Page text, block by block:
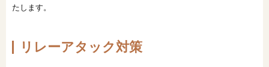
たします。
リレーアタック対策